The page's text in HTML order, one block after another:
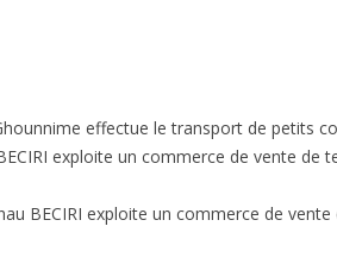
effectue le transport de petits
exploite un commerce de vente de
BECIRI exploite un commerce de